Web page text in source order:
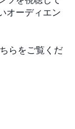
オーディエン
らをご覧くだ